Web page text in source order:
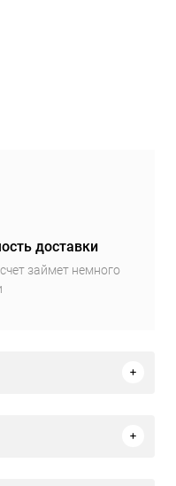
доставки
займет немного